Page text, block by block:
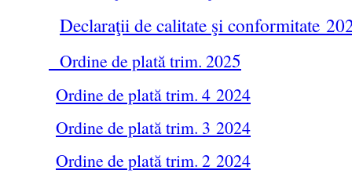
Declaraţii de calitate şi conformitate
Ordine de plată trim. 2025
Ordine de plată trim. 4 2024
Ordine de plată trim. 3 2024
Ordine de plată trim. 2 2024